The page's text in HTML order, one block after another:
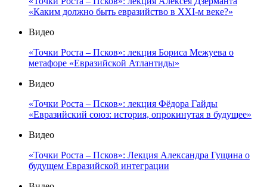
«Каким должно быть евразийство в XXI-м веке?»
Видео
«Точки Роста – Псков»: лекция Бориса Межуева о
метафоре «Евразийской Атлантиды»
Видео
«Точки Роста – Псков»: лекция Фёдора Гайды
«Евразийский союз: история, опрокинутая в будущее»
Видео
«Точки Роста – Псков»: Лекция Александра Гущина о
будущем Евразийской интеграции